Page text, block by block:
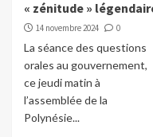
« zénitude »
14 novembre 2024 0
La séance des questions
orales au gouvernement,
ce jeudi matin à
l’assemblée de la
Polynésie...